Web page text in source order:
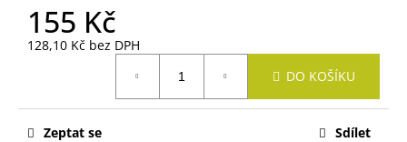
155 Kč
128,10 Kč bez DPH
DO KOŠÍKU
Zeptat se Sdílet
o
r
u